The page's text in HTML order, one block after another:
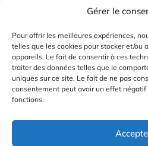
Gérer le
Pour offrir les meilleures expériences,
telles que les cookies pour stocker et/ou
appareils. Le fait de consentir à ces
traiter des données telles que le
uniques sur ce site. Le fait de ne pas
consentement peut avoir un effet
fonctions.
Mentions Légales
Gestion des